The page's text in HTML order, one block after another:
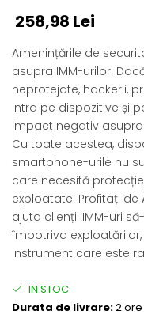
258,98 Lei
Amenințările de
asupra IMM-urilor.
neprotejate, hackerii,
intra pe dispozitive și
impact negativ asupra
Cu toate acestea,
smartphone-urile nu
care necesită
exploatate. Profitați de
ajuta clienții IMM-uri
împotriva
instrument care este
IN STOC
Durata de livrare:2